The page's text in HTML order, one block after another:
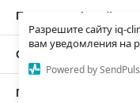
Разрешите сайту iq-
вам уведомления на
Powered by
Повна версія сайту
Сайт створено на
Політика